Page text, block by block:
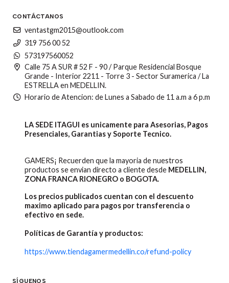
CONTÁCTANOS
ventastgm2015@outlook.com
319 756 00 52
573197560052
Calle 75 A SUR # 52 F - 90 / Parque Residencial Bosque
Grande - Interior 2211 - Torre 3 - Sector Suramerica / La
ESTRELLA en MEDELLIN.
Horario de Atencion: de Lunes a Sabado de 11 a.m a 6 p.m
LA SEDE ITAGUI es unicamente para Asesorias, Pagos
Presenciales, Garantias y Soporte Tecnico.
GAMERS¡ Recuerden que la mayoria de nuestros
productos se envian directo a cliente desde MEDELLIN,
ZONA FRANCA RIONEGRO o BOGOTA.
Los precios publicados cuentan con el descuento
maximo aplicado para pagos por transferencia o
efectivo en sede.
Políticas de Garantía y productos:
https://www.tiendagamermedellin.co/refund-policy
SÍGUENOS